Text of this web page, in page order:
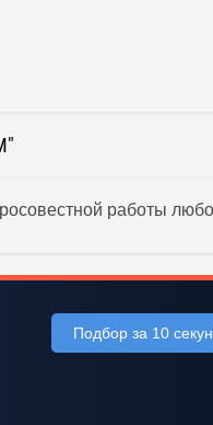
работы
Подбор за 10